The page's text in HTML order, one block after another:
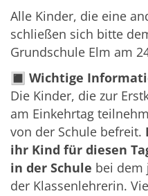
Alle Kinder, die eine
schließen sich bitte
Grundschule Elm am
🔳 Wichtige
Die Kinder, die zur
am Einkehrtag
von der Schule befreit.
ihr Kind für diesen
in der Schule bei dem
der Klassenlehrerin.